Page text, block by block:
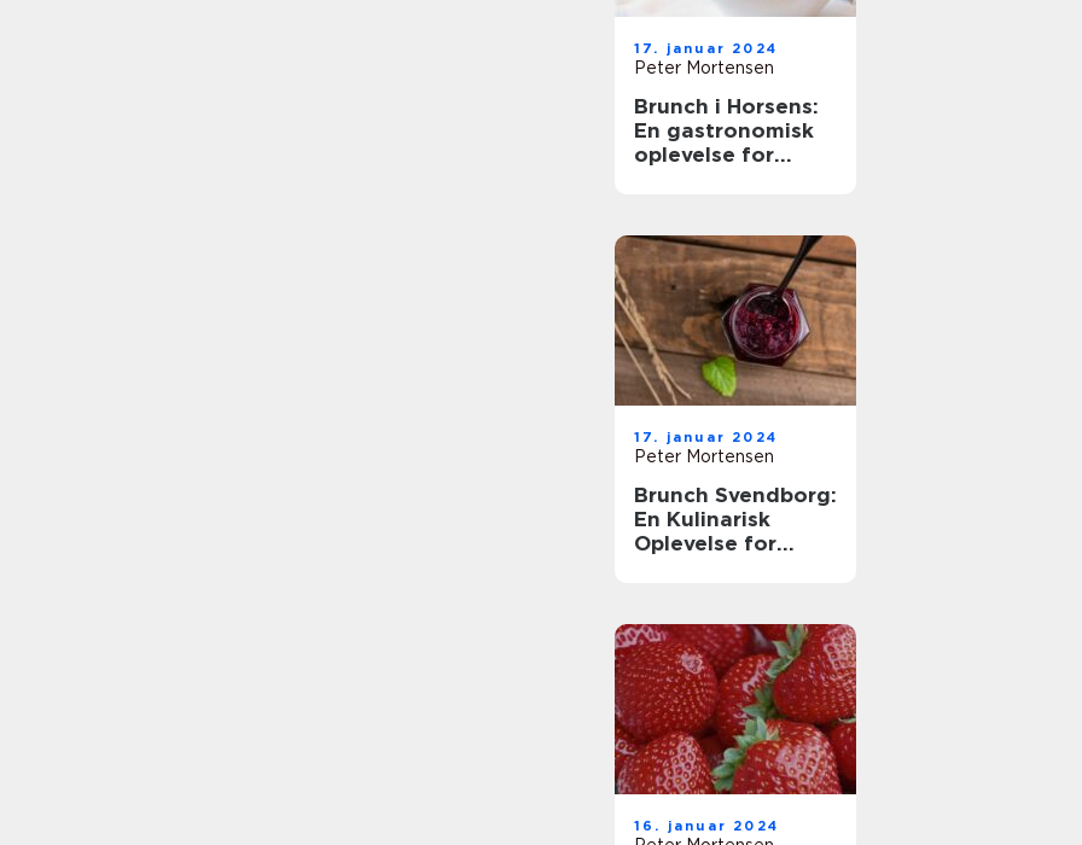
17. januar 2024
Peter Mortensen
Brunch i Horsens:
En gastronomisk
oplevelse for
17. januar 2024
Peter Mortensen
Brunch Svendborg:
En Kulinarisk
Oplevelse for
16. januar 2024